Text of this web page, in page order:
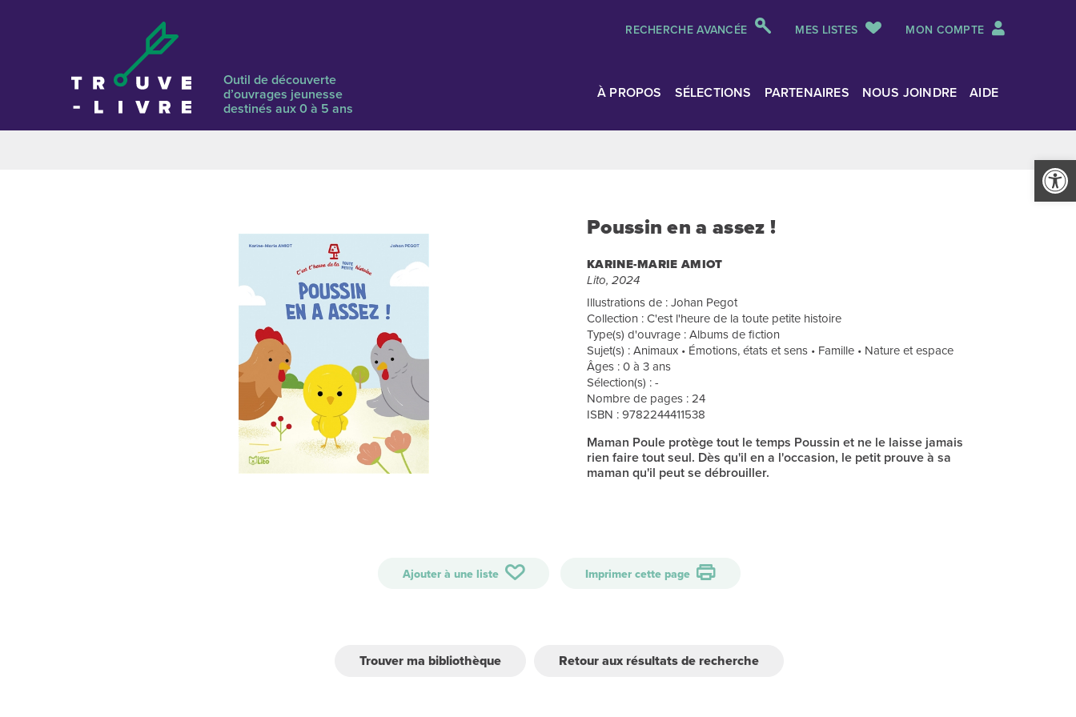
Ouvrir
RECHERCHE AVANCÉE MES LISTES MON COMPTE
Outil de découverte
d’ouvrages jeunesse
destinés aux 0 à 5 ans
À PROPOS SÉLECTIONS PARTENAIRES NOUS JOINDRE AIDE
Poussin en a assez !
KARINE-MARIE AMIOT
Lito, 2024
Illustrations de : Johan Pegot
Collection : C'est l'heure de la toute petite histoire
Type(s) d'ouvrage : Albums de fiction
Sujet(s) : Animaux • Émotions, états et sens • Famille • Nature et espace
Âges : 0 à 3 ans
Sélection(s) : -
Nombre de pages : 24
ISBN : 9782244411538
Maman Poule protège tout le temps Poussin et ne le laisse jamais
rien faire tout seul. Dès qu'il en a l'occasion, le petit prouve à sa
maman qu'il peut se débrouiller.
Ajouter à une liste Imprimer cette page
Trouver ma bibliothèque Retour aux résultats de recherche